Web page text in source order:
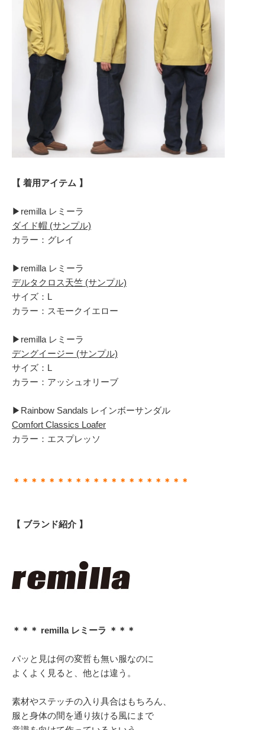
【 着用アイテム 】
▶︎remilla レミーラ
ダイド帽 (サンプル)
カラー：グレイ
▶︎remilla レミーラ
デルタクロス天竺 (サンプル)
サイズ：L
カラー：スモークイエロー
▶︎remilla レミーラ
デングイージー (サンプル)
サイズ：L
カラー：アッシュオリーブ
▶︎Rainbow Sandals レインボーサンダル
Comfort Classics Loafer
カラー：エスプレッソ
＊＊＊＊＊＊＊＊＊＊＊＊＊＊＊＊＊＊＊＊
【 ブランド紹介 】
＊＊＊ remilla レミーラ ＊＊＊
パッと見は何の変哲も無い服なのに
よくよく見ると、他とは違う。
素材やステッチの入り具合はもちろん、
服と身体の間を通り抜ける風にまで